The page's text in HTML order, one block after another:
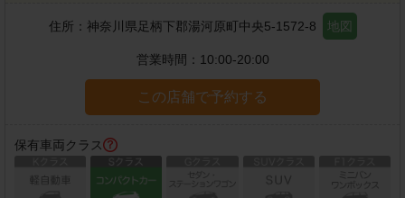
住所： 神奈川県足柄下郡湯河原町中央5-1572-8 地図
営業時間： 10:00-20:00
この店舗で予約する
保有車両クラス